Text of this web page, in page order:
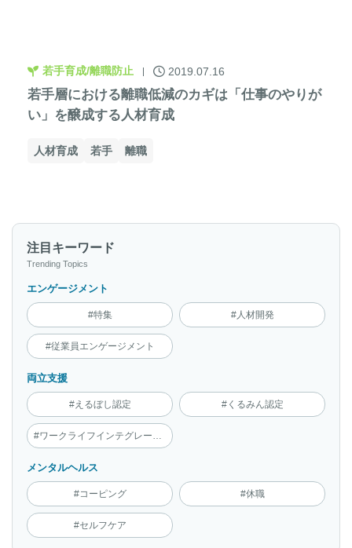
若手育成/離職防止 2019.07.16
若手層における離職低減のカギは「仕事のやりが
い」を醸成する人材育成
人材育成 若手 離職
注目キーワード
Trending Topics
エンゲージメント
#特集 #人材開発
#従業員エンゲージメント
両立支援
#えるぼし認定 #くるみん認定
#ワークライフインテグレーション
メンタルヘルス
#コーピング #休職
#セルフケア